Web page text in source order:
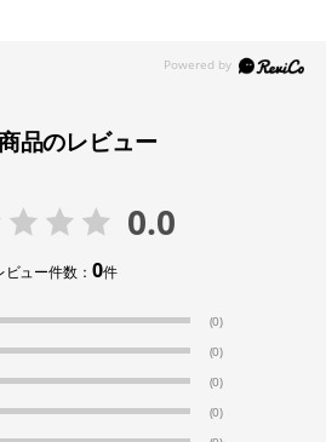
品のレビュー
0.0
ビュー件数：0件
(0)
(0)
(0)
(0)